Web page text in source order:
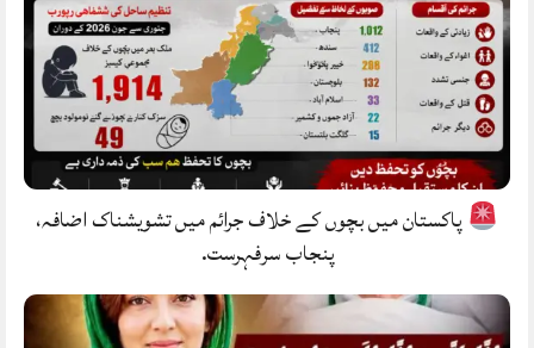
پاکستان میں بچوں کے خلاف جرائم میں تشویشناک اضافہ،
پنجاب سرفہرست.